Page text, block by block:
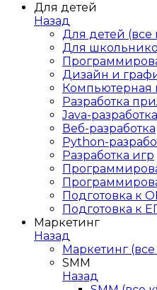
Для детей
Назад
Для детей (все
Для
Дизайн и
Компьютерная
Разработка
Java-разработка
Веб-разработка
Python-
Разработка игр
Подготовка к
Подготовка к
Маркетинг
Назад
Маркетинг
SMM
Назад